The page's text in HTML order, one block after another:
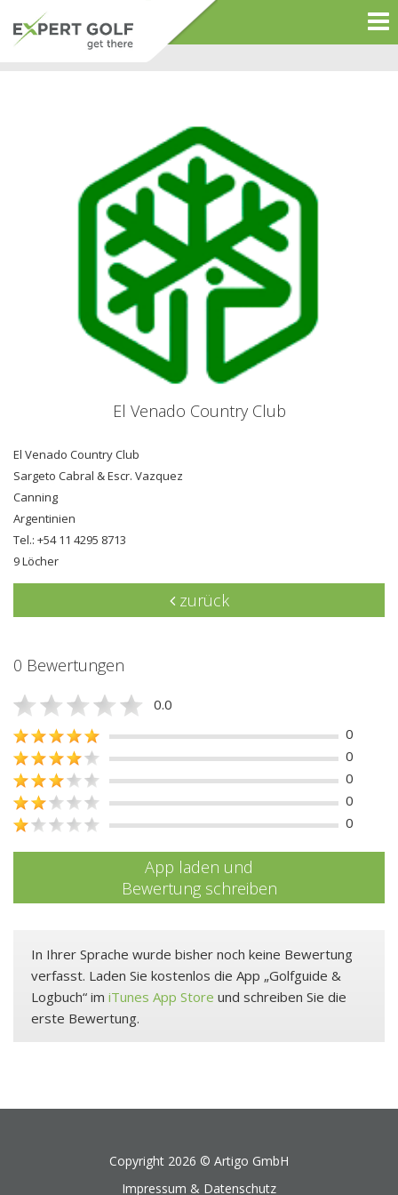
El Venado Country Club
El Venado Country Club
Sargeto Cabral & Escr. Vazquez
Canning
Argentinien
Tel.: +54 11 4295 8713
9 Löcher
zurück
0 Bewertungen
0.0
0
0
0
0
0
App laden und
Bewertung schreiben
In Ihrer Sprache wurde bisher noch keine Bewertung
verfasst. Laden Sie kostenlos die App „Golfguide &
Logbuch“ im iTunes App Store und schreiben Sie die
erste Bewertung.
Copyright 2026 © Artigo GmbH
Impressum & Datenschutz